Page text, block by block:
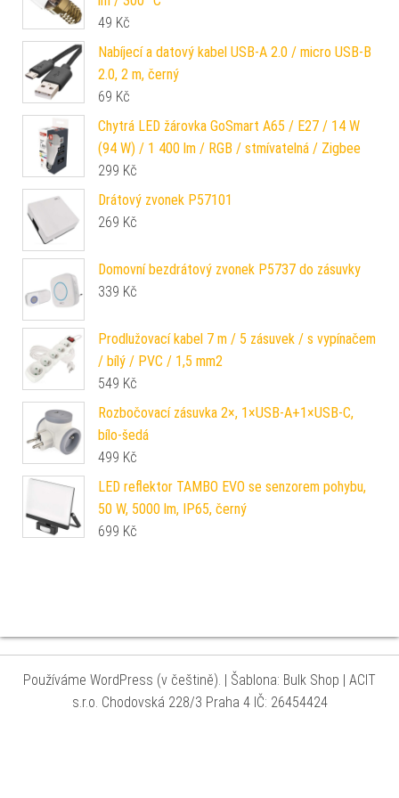
49 Kč
Nabíjecí a datový kabel USB-A 2.0 / micro USB-B
2.0, 2 m, černý
69 Kč
Chytrá LED žárovka GoSmart A65 / E27 / 14 W
(94 W) / 1 400 lm / RGB / stmívatelná / Zigbee
299 Kč
Drátový zvonek P57101
269 Kč
Domovní bezdrátový zvonek P5737 do zásuvky
339 Kč
Prodlužovací kabel 7 m / 5 zásuvek / s vypínačem
/ bílý / PVC / 1,5 mm2
549 Kč
Rozbočovací zásuvka 2×, 1×USB-A+1×USB-C,
bílo-šedá
499 Kč
LED reflektor TAMBO EVO se senzorem pohybu,
50 W, 5000 lm, IP65, černý
699 Kč
Používáme WordPress (v češtině). | Šablona: Bulk Shop | ACIT
s.r.o. Chodovská 228/3 Praha 4 IČ: 26454424